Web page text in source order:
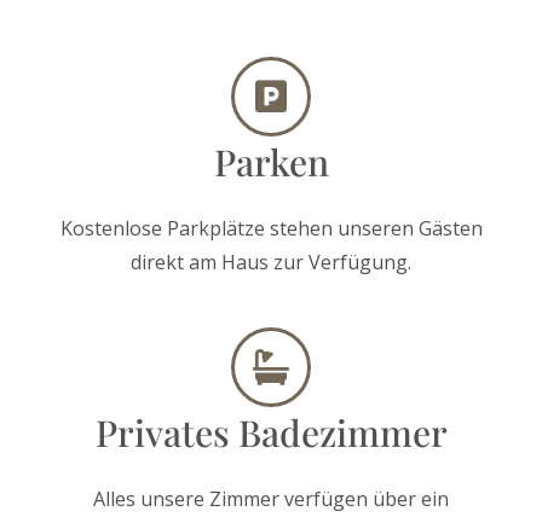
Parken
Kostenlose Parkplätze stehen unseren Gästen
direkt am Haus zur Verfügung.
Privates Badezimmer
Alles unsere Zimmer verfügen über ein